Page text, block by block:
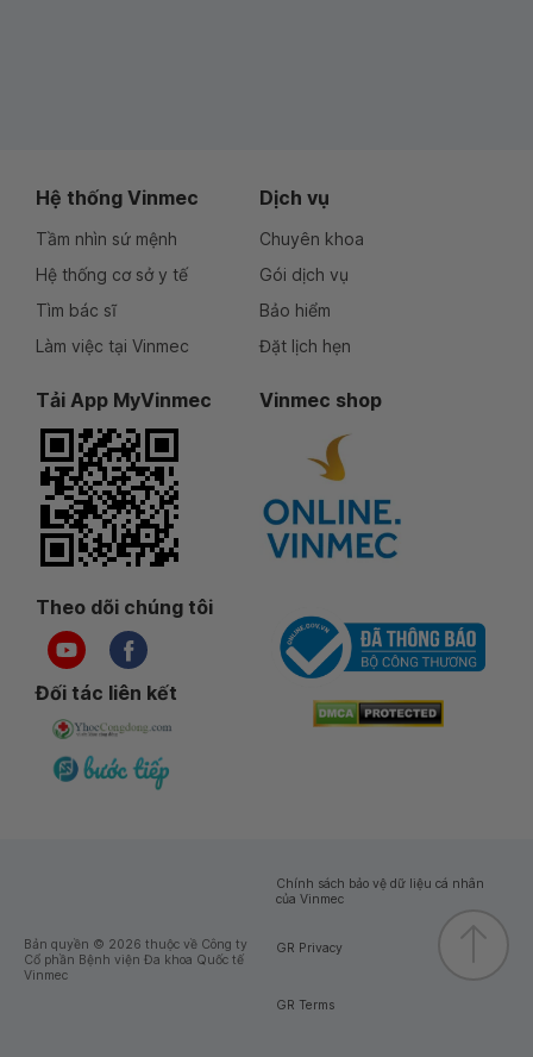
Hệ thống Vinmec
Tầm nhìn sứ mệnh
Hệ thống cơ sở y tế
Tìm bác sĩ
Làm việc tại Vinmec
Dịch vụ
Chuyên khoa
Gói dịch vụ
Bảo hiểm
Đặt lịch hẹn
Tải App MyVinmec Vinmec shop
Theo dõi chúng tôi
Đối tác liên kết
Bản quyền © 2026 thuộc về Công ty
Cổ phần Bệnh viện Đa khoa Quốc tế
Vinmec
Chính sách bảo vệ dữ liệu cá nhân
của Vinmec
GR Privacy
GR Terms